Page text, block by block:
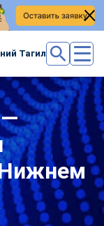
Тагил
—
Нижнем